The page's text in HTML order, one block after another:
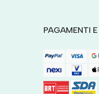
PAGAMENTI